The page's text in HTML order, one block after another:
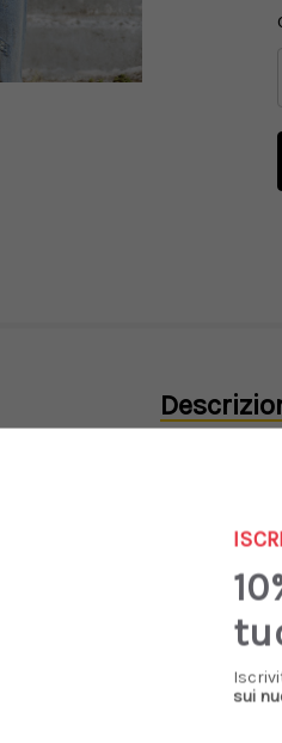
a doppio filo per creare un
Prodotti
sui